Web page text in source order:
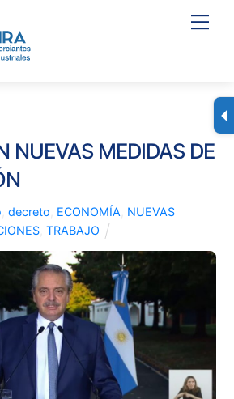
NUEVAS MEDIDAS DE
decreto ECONOMÍA NUEVAS
,TRABAJO